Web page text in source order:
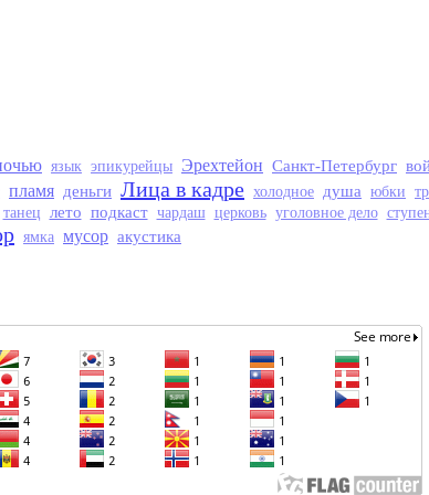
язык эпикурейцы Эрехтейон Санкт-Петербург
пламя деньги Лица в кадре холодное душа юбки
танец лето подкаст чардаш церковь уголовное дело
ямка мусор акустика